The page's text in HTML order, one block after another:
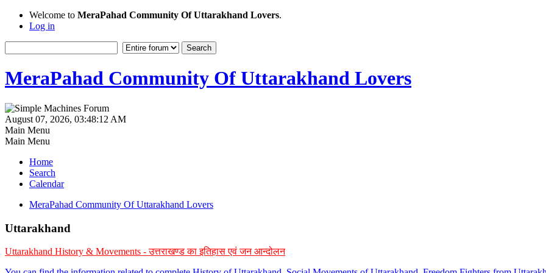
Welcome to MeraPahad Community Of Uttarakhand Lovers.
Log in
MeraPahad Community Of Uttarakhand Lovers
August 07, 2026, 03:48:12 AM
Main Menu
Main Menu
Home
Search
Calendar
MeraPahad Community Of Uttarakhand Lovers
Uttarakhand
Uttarakhand History & Movements - उत्तराखण्ड का इतिहास एवं जन आन्दोलन